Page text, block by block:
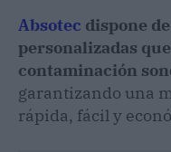
Absotec dispone
personalizadas
contaminación
garantizando una
rápida, fácil y